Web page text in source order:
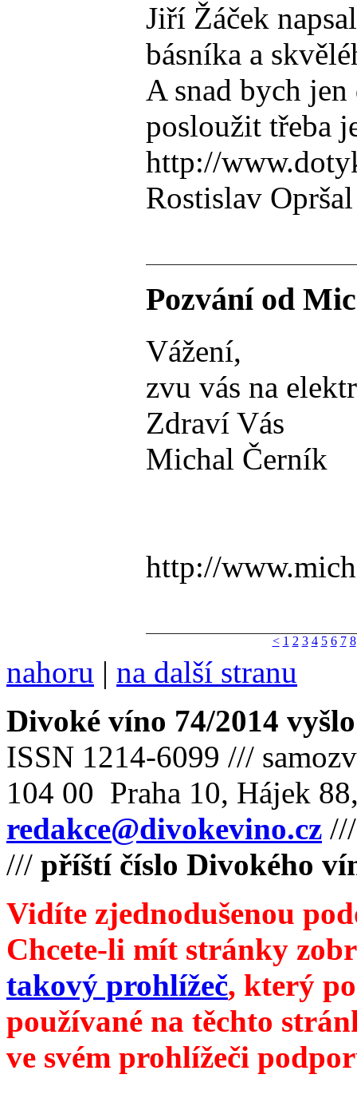
Jiří Žáček
básníka a
A snad bych
posloužit třeba
http://
Rostislav Opršal
Pozvání od
Vážení,
zvu vás na
Zdraví Vás
Michal Černík
http://
< 1 2 3 4 5 6 7 8
nahoru | na další stranu
Divoké víno 74/2014
ISSN 1214-6099 ///
104 00 Praha 10, Hájek
redakce@divokevino.cz
/// příští číslo Divokého
Vidíte zjednodušenou
Chcete-li mít stránky
takový prohlížeč, který
používané na těchto
ve svém prohlížeči